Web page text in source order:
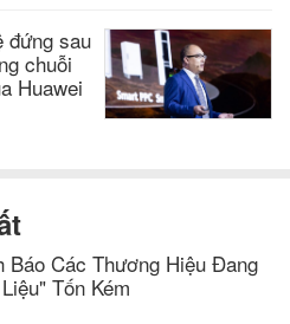
đứng sau
chuỗi
Huawei
Báo Các Thương Hiệu Đang
Tốn Kém